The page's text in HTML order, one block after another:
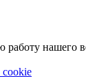
нашего
cookie